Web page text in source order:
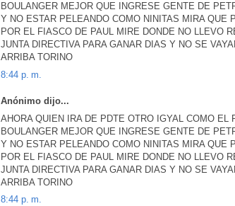
BOULANGER MEJOR QUE INGRESE GENTE DE
Y NO ESTAR PELEANDO COMO NINITAS MIRA QUE
POR EL FIASCO DE PAUL MIRE DONDE NO LLEVO
JUNTA DIRECTIVA PARA GANAR DIAS Y NO SE
ARRIBA TORINO
8:44 p. m.
Anónimo dijo...
AHORA QUIEN IRA DE PDTE OTRO IGYAL COMO EL
BOULANGER MEJOR QUE INGRESE GENTE DE
Y NO ESTAR PELEANDO COMO NINITAS MIRA QUE
POR EL FIASCO DE PAUL MIRE DONDE NO LLEVO
JUNTA DIRECTIVA PARA GANAR DIAS Y NO SE
ARRIBA TORINO
8:44 p. m.